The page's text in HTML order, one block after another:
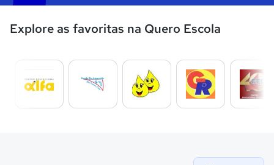
Explore as favoritas na Quero Escola